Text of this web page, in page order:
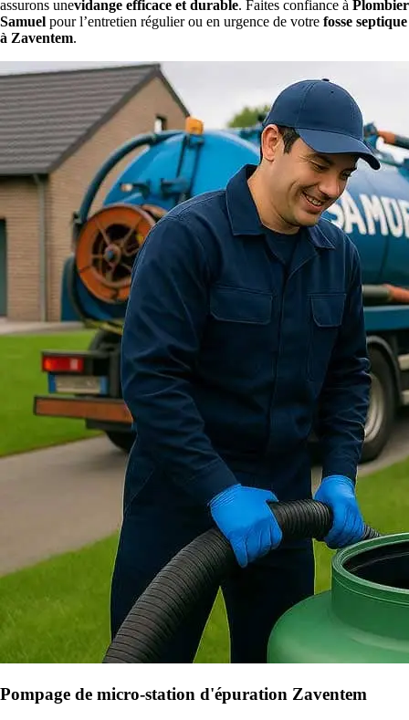
assurons unevidange efficace et durable. Faites confiance à Plombier
Samuel pour l’entretien régulier ou en urgence de votre fosse septique
à Zaventem.
Pompage de micro-station d'épuration Zaventem